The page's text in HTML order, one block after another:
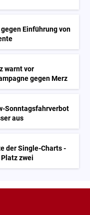
Einführung von
warnt vor
gegen Merz
Sonntagsfahrverbot
aus
der Single-Charts -
zwei